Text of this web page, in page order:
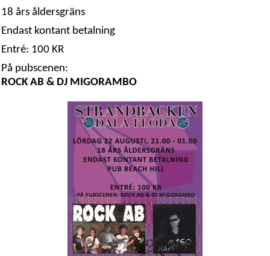
18 års åldersgräns
Endast kontant betalning
Entré: 100 KR
På pubscenen:
ROCK AB & DJ MIGORAMBO